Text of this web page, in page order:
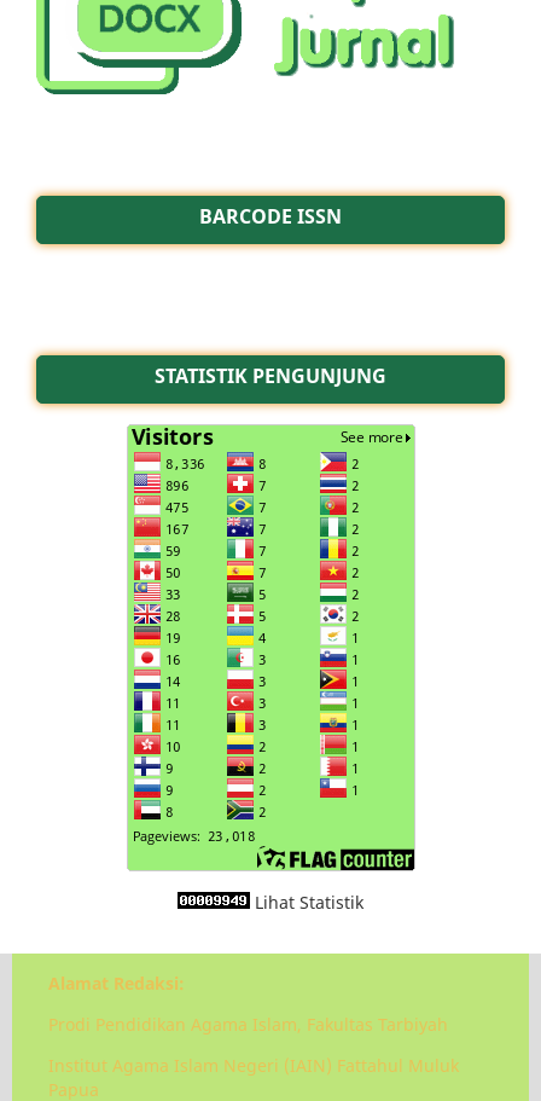
BARCODE ISSN
STATISTIK PENGUNJUNG
Lihat Statistik
Alamat Redaksi:
Prodi Pendidikan Agama Islam, Fakultas Tarbiyah
Institut Agama Islam Negeri (IAIN) Fattahul Muluk
Papua